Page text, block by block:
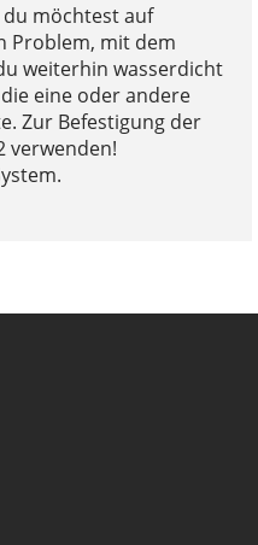
möchtest auf
Problem, mit dem
weiterhin wasserdicht
eine oder andere
Zur Befestigung der
verwenden!